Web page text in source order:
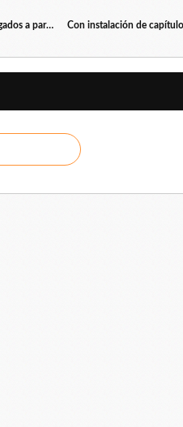
Eduardo Caballero insta a los jóvenes abogados a participar en el 1er Congreso de Derecho Penal en Valencia